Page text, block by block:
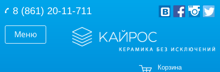
Меню
8 (861) 20-11-711
Корзина